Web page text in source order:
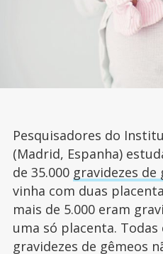
Pesquisadores do
(Madrid, Espanha)
de 35.000 gravidezes de
vinha com duas
mais de 5.000 eram
uma só placenta. Todas
gravidezes de gêmeos